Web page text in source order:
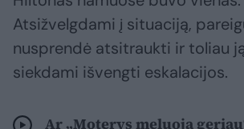
Atsižvelgdami į situaciją,
nusprendė atsitraukti ir toliau
siekdami išvengti eskalacijos.
Ar „Moterys meluoja